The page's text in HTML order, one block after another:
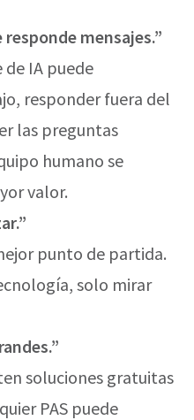
mensajes.”
IA puede
responder fuera del
las preguntas
humano se
valor.
punto de partida.
solo mirar
soluciones gratuitas
PAS puede